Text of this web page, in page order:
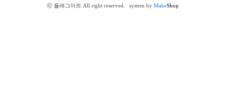
ⓒ 플래그아트 All right reserved.
system by MakeShop